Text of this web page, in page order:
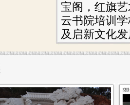
宝阁，红旗
云书院培训
及启新文化